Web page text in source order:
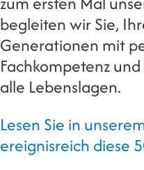
begleiten wir Sie,
Generationen mit
Fachkompetenz
alle Lebenslagen.
Lesen Sie in
ereignisreich diese